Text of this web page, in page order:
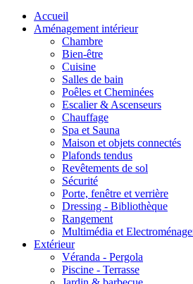
Accueil
Aménagement intérieur
Chambre
Bien-être
Cuisine
Salles de bain
Poêles et Cheminées
Escalier & Ascenseurs
Chauffage
Spa et Sauna
Maison et objets connectés
Plafonds tendus
Revêtements de sol
Sécurité
Porte, fenêtre et verrière
Dressing - Bibliothèque
Rangement
Multimédia et
Extérieur
Véranda - Pergola
Piscine - Terrasse